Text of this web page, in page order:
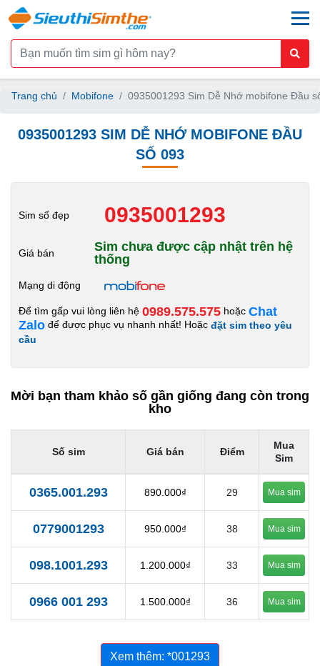
Trang chủ Mobifone 0935001293 Sim Dễ Nhớ mobifone Đầu
0935001293 SIM DỄ NHỚ MOBIFONE ĐẦU
SỐ 093
Sim số đẹp 0935001293
Giá bán
Sim chưa được cập nhật trên hệ
thống
Mạng di động
Để tìm gấp vui lòng liên hệ 0989.575.575 hoặc Chat
Zalo để được phục vụ nhanh nhất! Hoặc đặt sim theo yêu
cầu
Mời bạn tham khảo số gần giống đang còn trong
kho
Số sim Giá bán Điểm
Mua
Sim
0365.001.293 890.000₫ 29 Mua sim
0779001293 950.000₫ 38 Mua sim
098.1001.293 1.200.000₫ 33 Mua sim
0966 001 293 1.500.000₫ 36 Mua sim
Xem thêm: *001293